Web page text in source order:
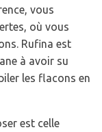
vous
où vous
Rufina est
à avoir su
les flacons en
est celle